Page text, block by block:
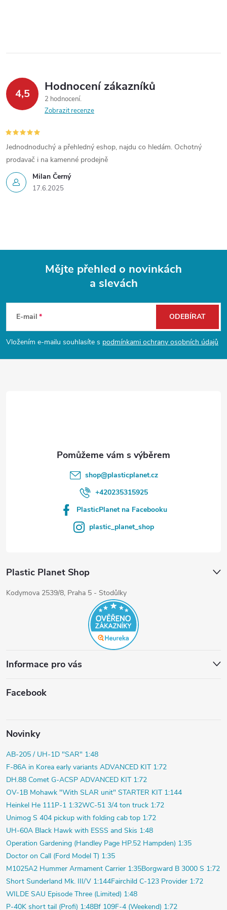
l
d
a
c
í
p
r
y
i
s
4,5 Hodnocení zákazníků
2 hodnocení
Zobrazit recenze
Milan Černý
17.6.2025
Jednodnoduchý a přehledný eshop, najdu co hledám. Ochotný
prodavač i na kamenné prodejně
p
Mějte přehled o novinkách
a slevách
E-mail
Vložením e-mailu souhlasíte s podmínkami ochrany osobních údajů
ODEBÍRAT
shop@plasticplanet.cz
+420235315925
PlasticPlanet na Facebooku
plastic_planet_shop
Plastic Planet Shop
Kodymova 2539/8, Praha 5 - Stodůlky
Informace pro vás
Facebook
Novinky
AB-205 / UH-1D "SAR" 1:48
F-86A in Korea early variants ADVANCED KIT 1:72
DH.88 Comet G-ACSP ADVANCED KIT 1:72
OV-1B Mohawk "With SLAR unit" STARTER KIT 1:144
Heinkel He 111P-1 1:32WC-51 3/4 ton truck 1:72
Unimog S 404 pickup with folding cab top 1:72
UH-60A Black Hawk with ESSS and Skis 1:48
Operation Gardening (Handley Page HP.52 Hampden) 1:35
Doctor on Call (Ford Model T) 1:35
M1025A2 Hummer Armament Carrier 1:35Borgward B 3000 S 1:72
Short Sunderland Mk. III/V 1:144Fairchild C-123 Provider 1:72
WILDE SAU Episode Three (Limited) 1:48
P-40K short tail (Profi) 1:48Bf 109F-4 (Weekend) 1:72